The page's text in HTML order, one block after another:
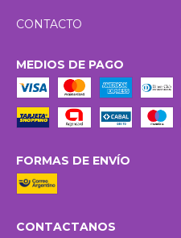
CONTACTO
MEDIOS DE PAGO
FORMAS DE ENVÍO
CONTACTANOS